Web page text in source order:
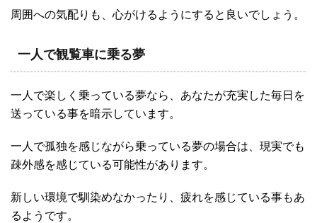
周囲への気配りも、心がけるようにすると良いでしょう。
一人で観覧車に乗る夢
一人で楽しく乗っている夢なら、あなたが充実した毎日を
送っている事を暗示しています。
一人で孤独を感じながら乗っている夢の場合は、現実でも
疎外感を感じている可能性があります。
新しい環境で馴染めなかったり、疲れを感じている事もあ
るようです。